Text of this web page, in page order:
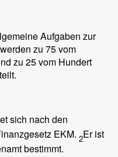
Aufgaben zur
zu 75 vom
zu 25 vom Hundert
sich nach den
EKM. 2Er ist
bestimmt.